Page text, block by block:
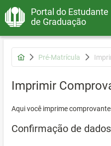
Portal do Estudante
de Graduação
Pré-Matrícula
Imprimir
Aqui você imprime
Confirmação de dados